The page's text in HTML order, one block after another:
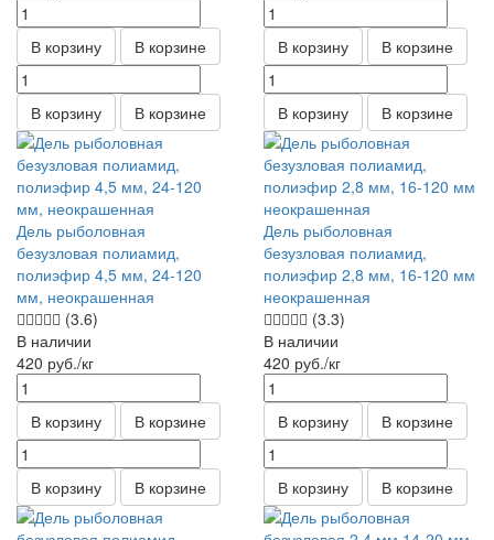
В корзину В корзине
В корзину В корзине
В корзину В корзине
В корзину В корзине
Дель рыболовная
безузловая полиамид,
полиэфир 4,5 мм, 24-120
мм, неокрашенная
(3.6)
В наличии
420 руб./кг
В корзину В корзине
В корзину В корзине
Дель рыболовная
безузловая полиамид,
полиэфир 2,8 мм, 16-120 мм
неокрашенная
(3.3)
В наличии
420 руб./кг
В корзину В корзине
В корзину В корзине